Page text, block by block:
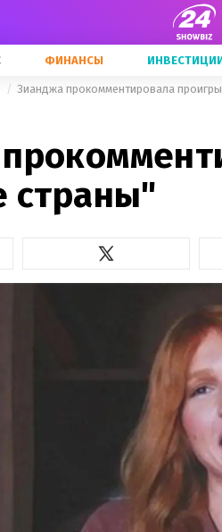
ФИНАНСЫ
Зианджа прокомментировала
страны"